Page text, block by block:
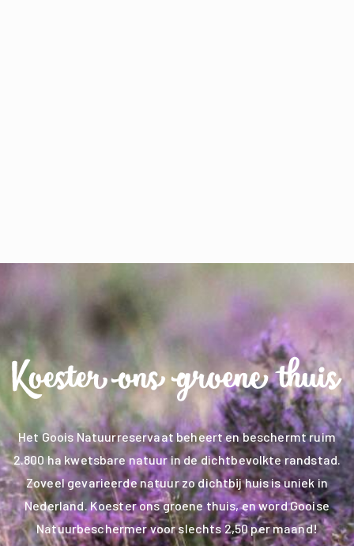
Het Goois Natuurreservaat beheert en beschermt ruim
2.800 ha kwetsbare natuur in de dichtbevolkte randstad.
Zoveel gevarieerde natuur zo dichtbij huis is uniek in
Nederland. Koester ons groene thuis, en word Gooise
Natuurbeschermer voor slechts 2,50 per maand!